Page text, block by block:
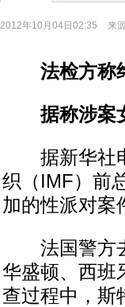
2012年10月04日02:35 来
法检方称
据称涉案女
据新华社电
织（IMF）前
加的性派对案
法国警方去
华盛顿、西班
查过程中，斯